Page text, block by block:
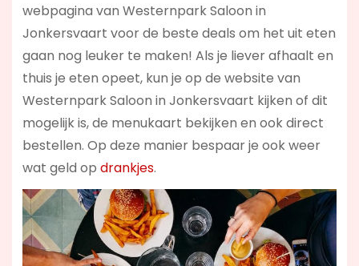
webpagina van Westernpark Saloon in
Jonkersvaart voor de beste deals om het uit eten
gaan nog leuker te maken! Als je liever afhaalt en
thuis je eten opeet, kun je op de website van
Westernpark Saloon in Jonkersvaart kijken of dit
mogelijk is, de menukaart bekijken en ook direct
bestellen. Op deze manier bespaar je ook weer
wat geld op drankjes.